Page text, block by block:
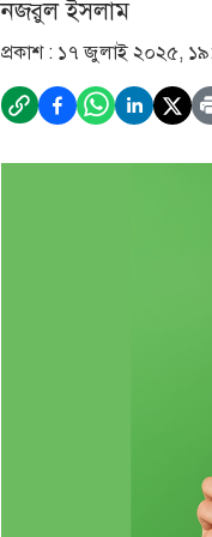
নজরুল ইসলাম
প্রকাশ : ১৭ জুলাই ২০২৫,